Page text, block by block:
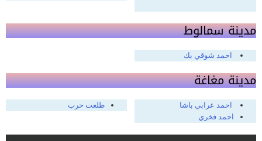
مدينة سمالوط
احمد شوقي بك
مدينة مغاغة
احمد عرابي باشا
احمد فخري
طلعت حرب